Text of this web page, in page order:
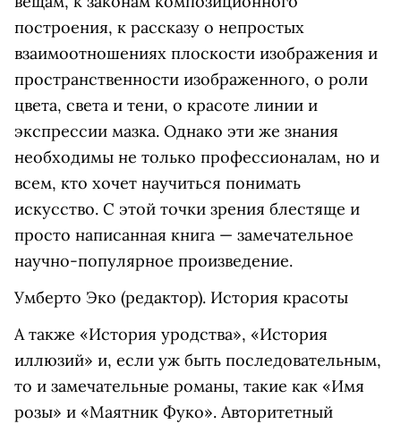
построения, к рассказу о непростых
взаимоотношениях плоскости изображения и
пространственности изображенного, о роли
цвета, света и тени, о красоте линии и
экспрессии мазка. Однако эти же знания
необходимы не только профессионалам, но и
всем, кто хочет научиться понимать
искусство. С этой точки зрения блестяще и
просто написанная книга — замечательное
научно-популярное произведение.
Умберто Эко (редактор). История красоты
А также «История уродства», «История
иллюзий» и, если уж быть последовательным,
то и замечательные романы, такие как «Имя
розы» и «Маятник Фуко». Авторитетный